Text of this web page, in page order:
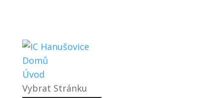
Domů
Úvod
Vybrat Stránku